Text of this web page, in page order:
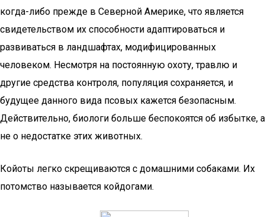
когда-либо прежде в Северной Америке, что является
свидетельством их способности адаптироваться и
развиваться в ландшафтах, модифицированных
человеком. Несмотря на постоянную охоту, травлю и
другие средства контроля, популяция сохраняется, и
будущее данного вида псовых кажется безопасным.
Действительно, биологи больше беспокоятся об избытке, а
не о недостатке этих животных.
Койоты легко скрещиваются с домашними собаками. Их
потомство называется койдогами.